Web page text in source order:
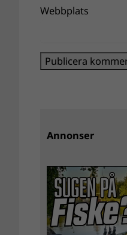
Webbplats
Annonser